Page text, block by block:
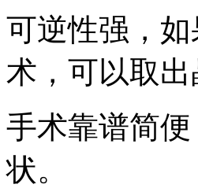
可逆性强，
术，可以取出
手术靠谱简
状。